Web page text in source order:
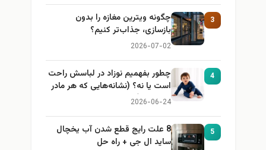
3
چگونه ویترین مغازه را بدون
بازسازی، جذاب‌تر کنیم؟
2026-07-02
4
چطور بفهمیم نوزاد در لباسش راحت
است یا نه؟ (نشانه‌هایی که هر مادر
باید بداند)
2026-06-24
5
8 علت رایج قطع شدن آب یخچال
ساید ال جی + راه حل